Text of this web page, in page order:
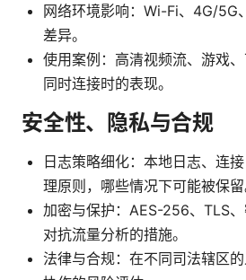
网络环境影响：Wi-Fi、4G/5G
差异。
使用案例：高清视频流、游戏
同时连接时的表现。
安全性、隐私与合规
日志策略细化：本地日志、连
理原则，哪些情况下可能被保留
加密与保护：AES-256、TLS
对抗流量分析的措施。
法律与合规：在不同司法辖区